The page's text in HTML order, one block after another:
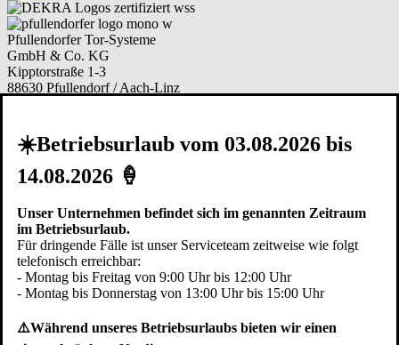
☀️Betriebsurlaub vom 03.08.2026 bis
14.08.2026 🍦
Unser Unternehmen befindet sich im genannten Zeitraum
im Betriebsurlaub.
Für dringende Fälle ist unser Serviceteam zeitweise wie folgt
telefonisch erreichbar:
- Montag bis Freitag von 9:00 Uhr bis 12:00 Uhr
- Montag bis Donnerstag von 13:00 Uhr bis 15:00 Uhr
⚠️Während unseres Betriebsurlaubs bieten wir einen
Pfullendorfer Tor-Systeme
GmbH & Co. KG
Kipptorstraße 1-3
88630 Pfullendorf / Aach-Linz
Telefon:
+49 (0)7552 2602-0
Telefax: +49 (0)7552 6855
E-Mail:info@pfullendorfer.de
Häufig besucht:
Garagentor Kaufberatung
Torsysteme im Vergleich
Modernisieren
Garagentor Bildgalerie
Ersatzteile bestellen
Arbeiten bei Pfullendorfer